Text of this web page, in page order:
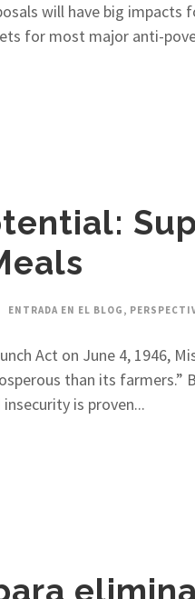
will have big
for most major anti-
ENTRADA EN EL BLOG ,
Act on June 4, 1946,
than its farmers.”
is proven...